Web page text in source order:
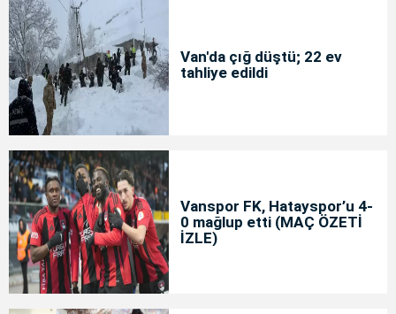
Van'da çığ düştü; 22 ev
tahliye edildi
Vanspor FK, Hatayspor’u 4-
0 mağlup etti (MAÇ ÖZETİ
İZLE)